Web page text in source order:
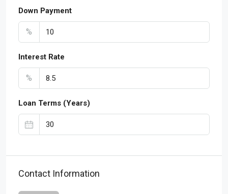
Down Payment
%
Interest Rate
%
Loan Terms (Years)
Contact Information